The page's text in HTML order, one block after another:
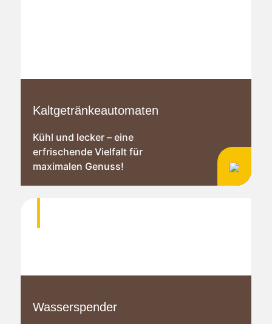
Kaltgetränkeautomaten
Kühl und lecker – eine
erfrischende Vielfalt für
maximalen Genuss!
Wasserspender